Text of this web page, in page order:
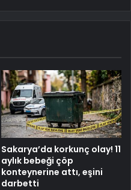
Sakarya’da korkunç olay! 11
aylık bebeği çöp
konteynerine attı, eşini
darbetti